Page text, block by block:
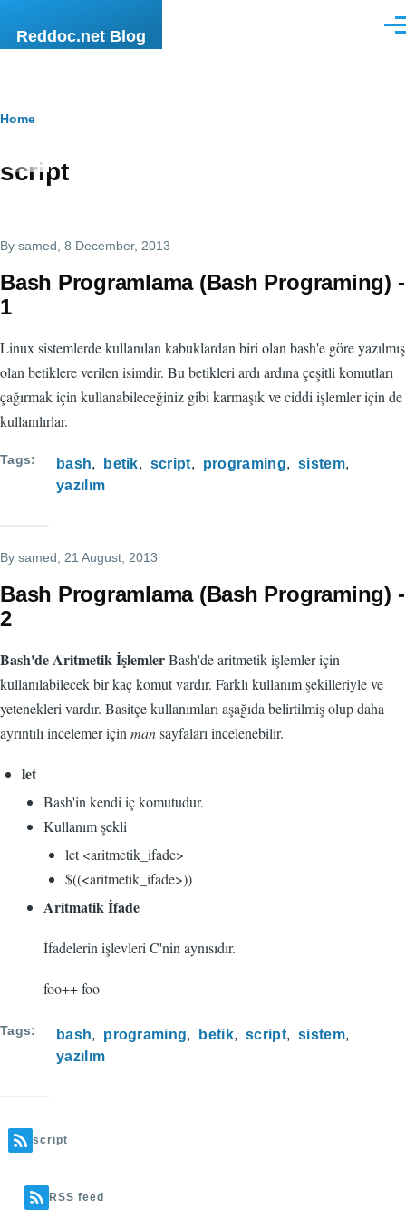
Reddoc.net Blog
Breadcrumb
Home
script
By samed , 8 December, 2013
Bash Programlama (Bash Programing) -
1
Linux sistemlerde kullanılan kabuklardan biri olan bash'e göre yazılmış
olan betiklere verilen isimdir. Bu betikleri ardı ardına çeşitli komutları
çağırmak için kullanabileceğiniz gibi karmaşık ve ciddi işlemler için de
kullanılırlar.
Tags bash betik script programing
sistem
yazılım
By samed , 21 August, 2013
Bash Programlama (Bash Programing) -
2
Bash'de Aritmetik İşlemlerBash'de aritmetik işlemler için
kullanılabilecek bir kaç komut vardır. Farklı kullanım şekilleriyle ve
yetenekleri vardır. Basitçe kullanımları aşağıda belirtilmiş olup daha
ayrıntılı incelemer için mansayfaları incelenebilir.
let
Bash'in kendi iç komutudur.
Kullanım şekli
let <aritmetik_ifade>
$((<aritmetik_ifade>))
Aritmatik İfade
İfadelerin işlevleri C'nin aynısıdır.
foo++ foo--
Tags bash programing betik script
sistem
yazılım
script
RSS feed